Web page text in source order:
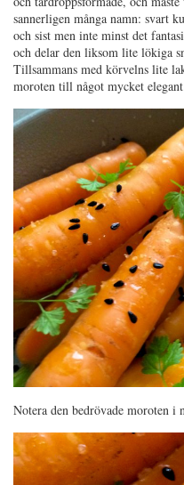
sannerligen många namn: svart
och sist men inte minst det
och delar den liksom lite lökiga
Tillsammans med körvelns lite
moroten till något mycket
Notera den bedrövade moroten i